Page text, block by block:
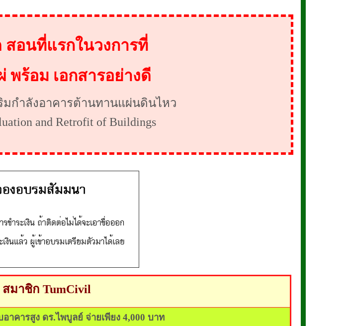
สอนที่แรกในวงการที่
ร้อม เอกสารอย่างดี
มกำลังอาคารต้านทานแผ่นดินไหว
and Retrofit of Buildings
มาชิก TumCivil
าคารสูง ดร.ไพบูลย์ จ่ายเพียง 4,000 บาท